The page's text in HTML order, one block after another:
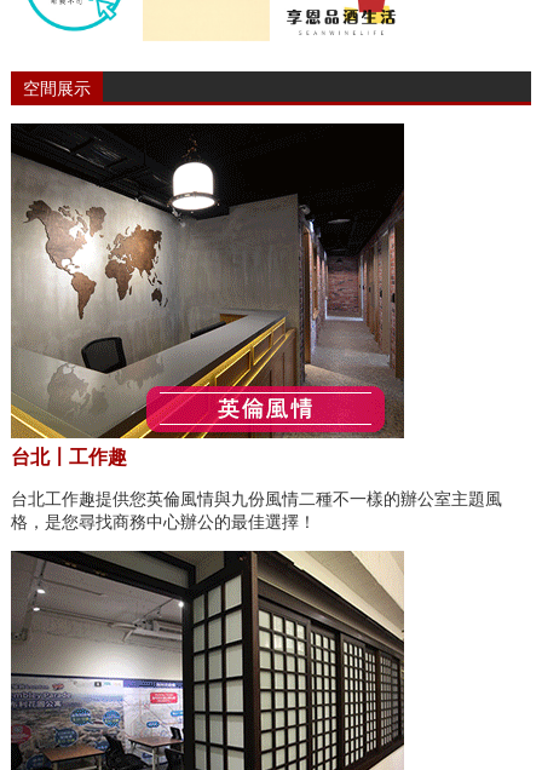
空間展示
台北〡工作趣
台北工作趣提供您英倫風情與九份風情二種不一樣的辦公室主題風
格，是您尋找商務中心辦公的最佳選擇！